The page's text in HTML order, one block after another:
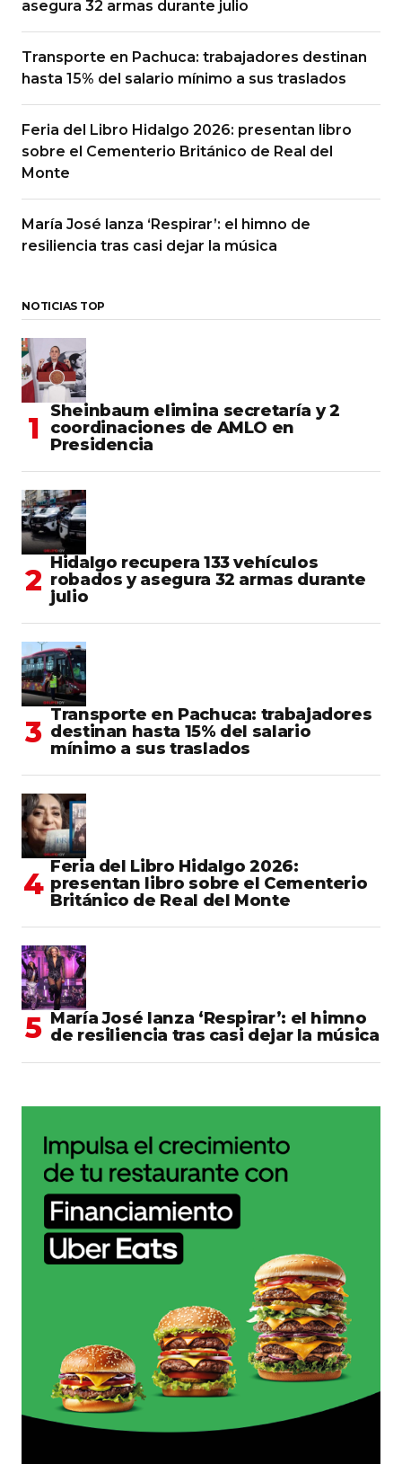
asegura 32 armas durante julio
Transporte en Pachuca: trabajadores destinan
hasta 15% del salario mínimo a sus traslados
Feria del Libro Hidalgo 2026: presentan libro
sobre el Cementerio Británico de Real del
Monte
María José lanza ‘Respirar’: el himno de
resiliencia tras casi dejar la música
NOTICIAS TOP
Sheinbaum elimina secretaría y 2
coordinaciones de AMLO en
Presidencia
Hidalgo recupera 133 vehículos
robados y asegura 32 armas durante
julio
Transporte en Pachuca: trabajadores
destinan hasta 15% del salario
mínimo a sus traslados
Feria del Libro Hidalgo 2026:
presentan libro sobre el Cementerio
Británico de Real del Monte
María José lanza ‘Respirar’: el himno
de resiliencia tras casi dejar la música